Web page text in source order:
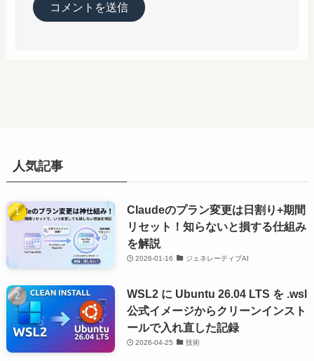
人気記事
Claudeのプラン変更は日割り+期間
リセット！知らないと損する仕組み
を解説
2026-01-16 ジェネレーティブAI
WSL2 に Ubuntu 26.04 LTS を .wsl
公式イメージからクリーンインスト
ールで入れ直した記録
2026-04-25 技術